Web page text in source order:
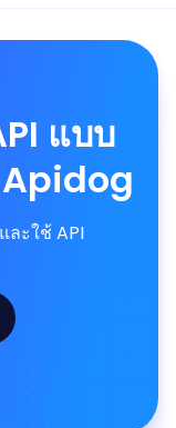
แบบ
ะใช้ API